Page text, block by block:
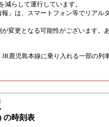
減らして運行しています。
」は、スマートフォン等でリアル
変更となる可能性がございます。
鹿児島本線に乗り入れる一部の列
の時刻表